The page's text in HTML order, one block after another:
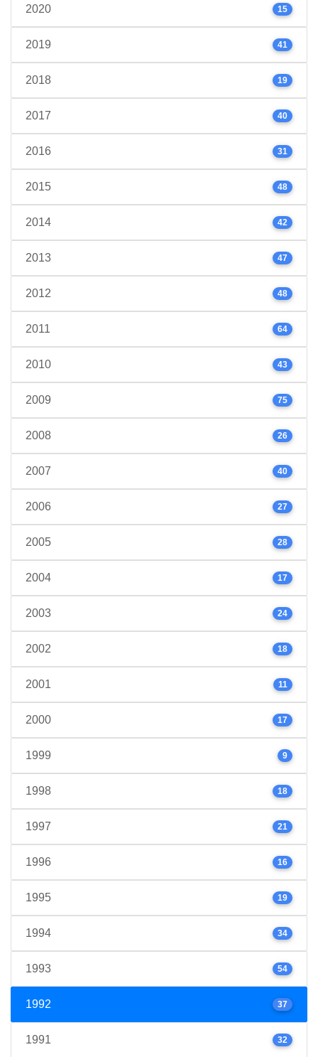
2020 15
2019 41
2018 19
2017 40
2016 31
2015 48
2014 42
2013 47
2012 48
2011 64
2010 43
2009 75
2008 26
2007 40
2006 27
2005 28
2004 17
2003 24
2002 18
2001 11
2000 17
1999 9
1998 18
1997 21
1996 16
1995 19
1994 34
1993 54
1992 37
1991 32